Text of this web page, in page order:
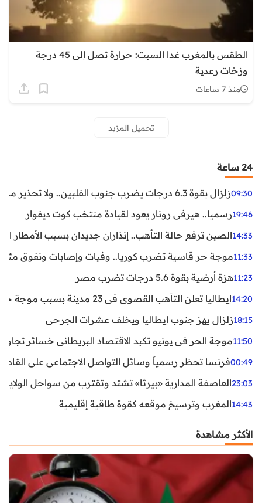
الطقس بالمغرب غدا السبت: حرارة تصل إلى 45 درجة
وزخات رعدية
منذ 7 ساعات
تحميل المزيد
24 ساعة
09:30زلزال بقوة 6.3 درجات يضرب جنوب الفلبين.. ولا تحذير من تسونامي حتى الآن
19:46رسميا.. هيرفي رونار يعود لقيادة منتخب كوت ديفوار
14:33الصين ترفع حالة التأهب.. إنذاران جديدان بسبب الأمطار
11:33موجة حر قاسية تضرب كوريا.. وفيات وإصابات ونفوق مئات
11:23هزة أرضية بقوة 5.6 درجات تضرب مصر
14:20إيطاليا تعلن التأهب القصوى في 23 مدينة بسبب موجة حر شديدة
18:15زلزال يهز جنوب إيطاليا ويخلف عشرات الجرحى
11:50موجة الحر في يونيو تكبد الاقتصاد البريطاني خسائر تجاوزت 1.5 مليار
00:49فرنسا تحظر رسمياً وسائل التواصل الاجتماعي على القاصرين
23:03العاصفة المدارية «بيرثا» تشتد وتقترب من سواحل
14:43المغرب وترسيخ موقعه كقوة طاقية إقليمية
الأكثر مشاهدة